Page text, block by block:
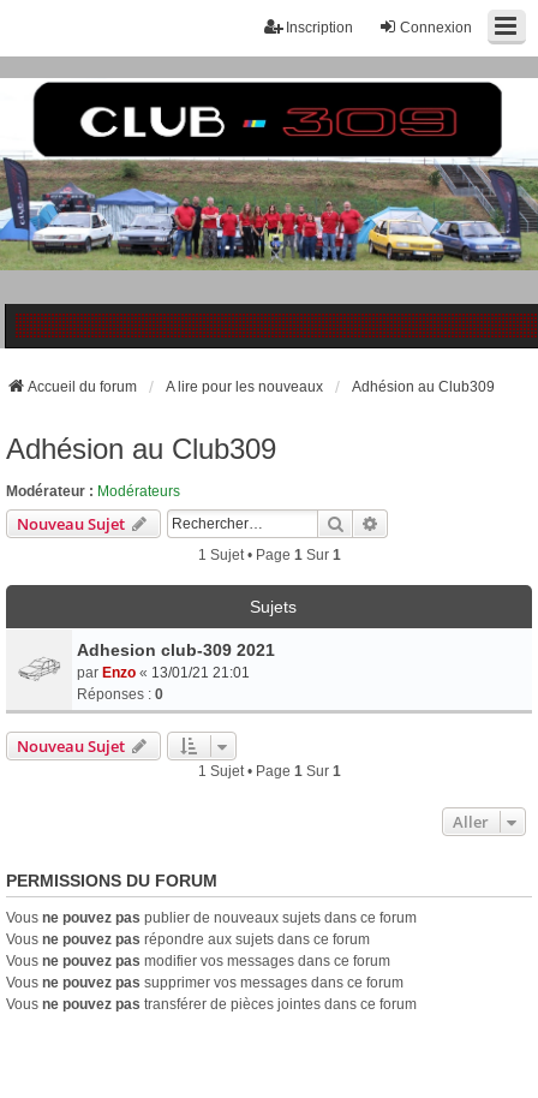
Connexion
Inscription
Accueil du forum A lire pour les nouveaux Adhésion au Club309
Adhésion au Club309
Modérateur : Modérateurs
Nouveau Sujet Rechercher
1 Sujet • Page 1Sur 1
Sujets
Adhesion club-309 2021
par Enzo « 13/01/21 21:01
Réponses : 0
Nouveau Sujet
1 Sujet • Page 1Sur 1
Aller
PERMISSIONS DU FORUM
Vous ne pouvez pas publier de nouveaux sujets dans ce forum
Vous ne pouvez pas répondre aux sujets dans ce forum
Vous ne pouvez pas modifier vos messages dans ce forum
Vous ne pouvez pas supprimer vos messages dans ce forum
Vous ne pouvez pas transférer de pièces jointes dans ce forum